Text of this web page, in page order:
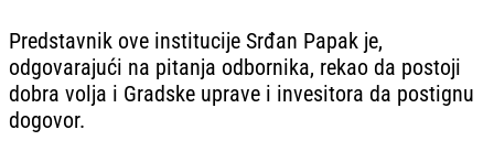
Predstavnik ove institucije Srđan Papak je,
odgovarajući na pitanja odbornika, rekao da postoji
dobra volja i Gradske uprave i invesitora da postignu
dogovor.